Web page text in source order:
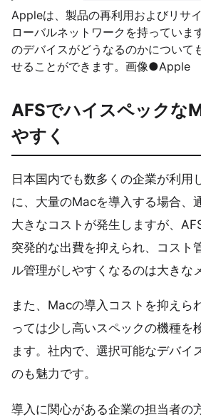
Appleは、製品の再利用およびリサ
ローバルネットワークを持っていま
のデバイスがどうなるのかについて
せることができます。画像●Apple
AFSでハイスペックな
やすく
日本国内でも数多くの企業が利用
に、大量のMacを導入する場合、
大きなコストが発生しますが、
突発的な出費を抑えられ、コスト
ル管理がしやすくなるのは大きな
また、Macの導入コストを抑えら
っては少し高いスペックの機種を
ます。社内で、選択可能なデバイ
のも魅力です。
導入に関心がある企業の担当者の